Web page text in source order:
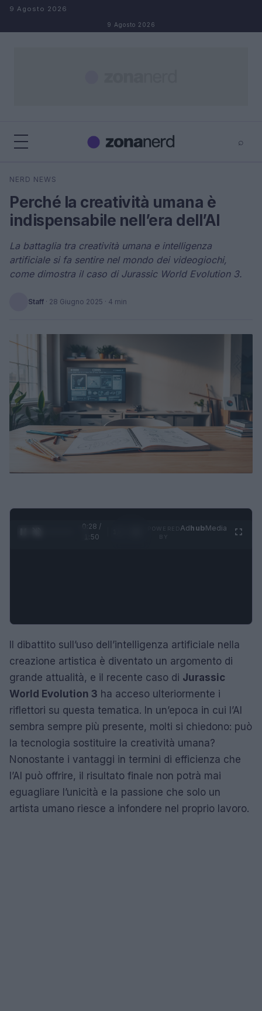
Salta al contenuto
9 Agosto 2026
9 Agosto 2026
⌕
Cerca
NERD NEWS
Perché la creatività umana è
indispensabile nell’era dell’AI
La battaglia tra creatività umana e intelligenza
artificiale si fa sentire nel mondo dei videogiochi,
come dimostra il caso di Jurassic World Evolution 3.
Staff · 28 Giugno 2025 · 4 min
0:29 /
1:50
AdhubMedia
Il dibattito sull’uso dell’intelligenza artificiale nella
creazione artistica è diventato un argomento di
grande attualità, e il recente caso di Jurassic
World Evolution 3 ha acceso ulteriormente i
riflettori su questa tematica. In un’epoca in cui l’AI
sembra sempre più presente, molti si chiedono: può
la tecnologia sostituire la creatività umana?
Nonostante i vantaggi in termini di efficienza che
l’AI può offrire, il risultato finale non potrà mai
eguagliare l’unicità e la passione che solo un
artista umano riesce a infondere nel proprio lavoro.